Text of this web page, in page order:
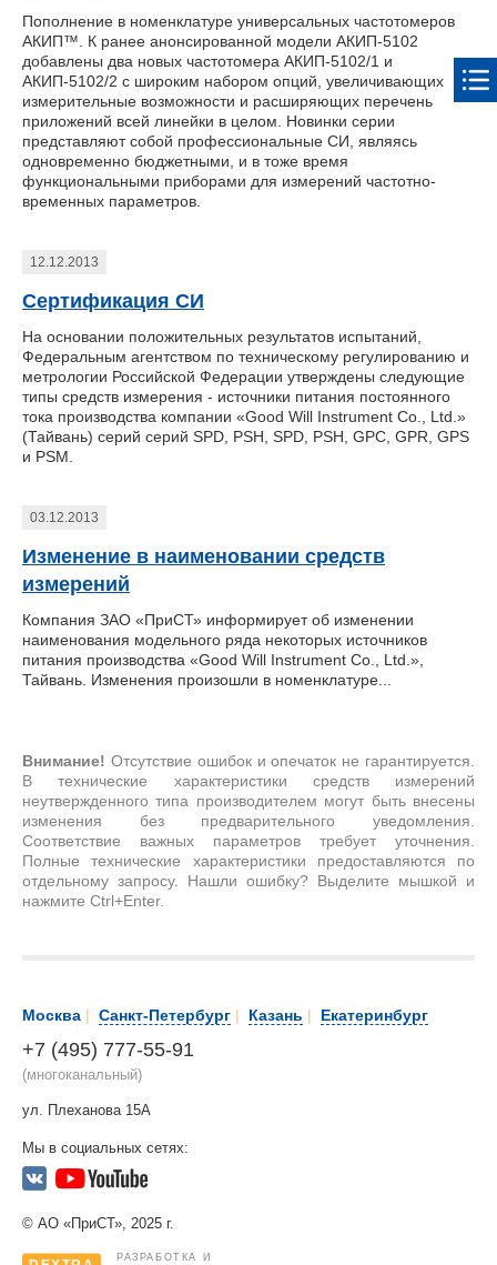
Пополнение в номенклатуре универсальных частотомеров
АКИП™. К ранее анонсированной модели АКИП-5102
добавлены два новых частотомера АКИП-5102/1 и
АКИП-5102/2 с широким набором опций, увеличивающих
измерительные возможности и расширяющих перечень
приложений всей линейки в целом. Новинки серии
представляют собой профессиональные СИ, являясь
одновременно бюджетными, и в тоже время
функциональными приборами для измерений частотно-
временных параметров.
12.12.2013
Сертификация СИ
На основании положительных результатов испытаний,
Федеральным агентством по техническому регулированию и
метрологии Российской Федерации утверждены следующие
типы средств измерения - источники питания постоянного
тока производства компании «Good Will Instrument Co., Ltd.»
(Тайвань) серий серий SPD, PSH, SPD, PSH, GPC, GPR, GPS
и PSM.
03.12.2013
Изменение в наименовании средств
измерений
Компания ЗАО «ПриСТ» информирует об изменении
наименования модельного ряда некоторых источников
питания производства «Good Will Instrument Co., Ltd.»,
Тайвань. Изменения произошли в номенклатуре...
Внимание! Отсутствие ошибок и опечаток не гарантируется.
В технические характеристики средств измерений
неутвержденного типа производителем могут быть внесены
изменения без предварительного уведомления.
Соответствие важных параметров требует уточнения.
Полные технические характеристики предоставляются по
отдельному запросу. Нашли ошибку? Выделите мышкой и
нажмите Ctrl+Enter.
Москва | Санкт-Петербург | Казань | Екатеринбург
+7 (495) 777-55-91
(многоканальный)
ул. Плеханова 15А
Мы в социальных сетях:
© АО «ПриСТ», 2025 г.
РАЗРАБОТКА И